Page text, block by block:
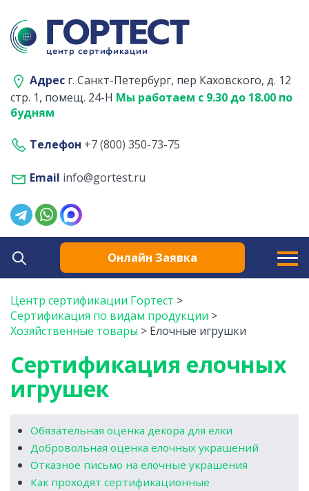
Адрес г. Санкт-Петербург, пер Каховского, д. 12
стр. 1, помещ. 24-Н Мы работаем с 9.30 до 18.00 по
будням
Телефон +7 (800) 350-73-75
Email info@gortest.ru
Онлайн Заявка
Центр сертификации Гортест >
Сертификация по видам продукции >
Хозяйственные товары > Елочные игрушки
Сертификация елочных
игрушек
Обязательная оценка декора для елки
Добровольная оценка елочных украшений
Отказное письмо на елочные украшения
Как проходят сертификационные